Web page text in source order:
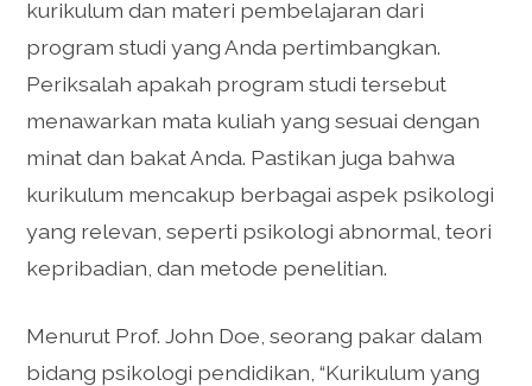
kurikulum dan materi pembelajaran dari
program studi yang Anda pertimbangkan.
Periksalah apakah program studi tersebut
menawarkan mata kuliah yang sesuai dengan
minat dan bakat Anda. Pastikan juga bahwa
kurikulum mencakup berbagai aspek psikologi
yang relevan, seperti psikologi abnormal, teori
kepribadian, dan metode penelitian.
Menurut Prof. John Doe, seorang pakar dalam
bidang psikologi pendidikan, “Kurikulum yang